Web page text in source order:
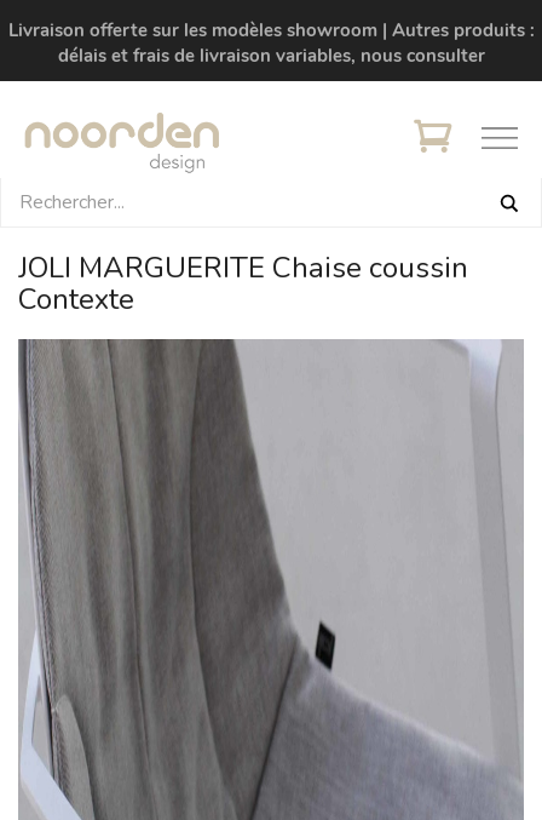
Livraison offerte sur les modèles showroom | Autres produits :
délais et frais de livraison variables, nous consulter
JOLI MARGUERITE Chaise coussin
Contexte